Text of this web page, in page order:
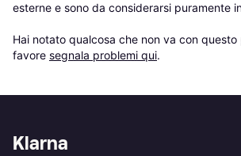
esterne e sono da considerarsi puramente
Hai notato qualcosa che non va con
favore segnala problemi qui.
Klarna